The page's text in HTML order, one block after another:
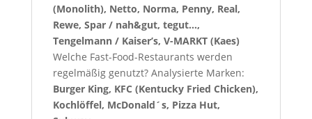
(Monolith), Netto, Norma, Penny, Real,
Rewe, Spar / nah&gut, tegut…,
Tengelmann / Kaiser’s, V-MARKT (Kaes)
Welche Fast-Food-Restaurants werden
regelmäßig genutzt? Analysierte Marken:
Burger King, KFC (Kentucky Fried Chicken),
Kochlöffel, McDonald´s, Pizza Hut,